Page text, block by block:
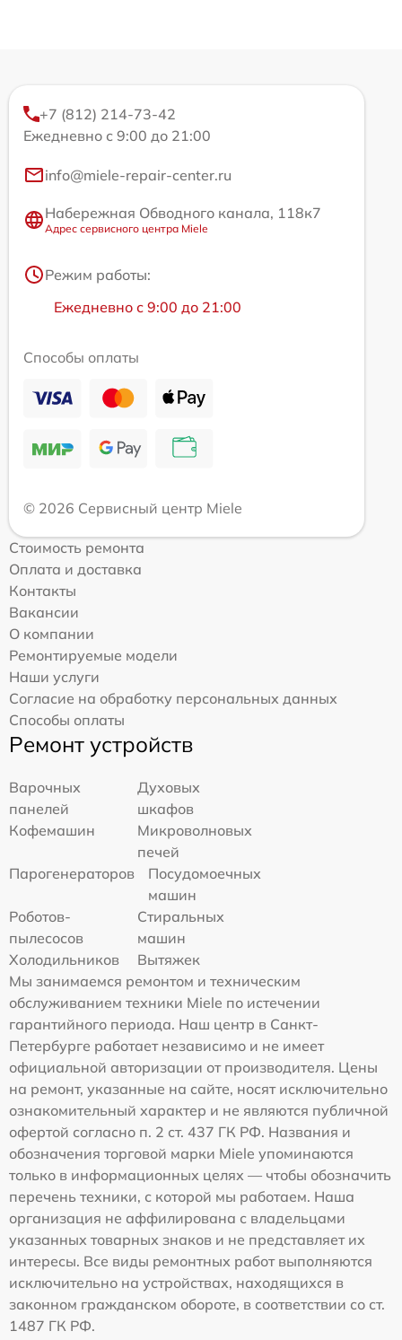
+7 (812) 214-73-42
Ежедневно с 9:00 до 21:00
info@miele-repair-center.ru
Набережная Обводного канала, 118к7
Адрес сервисного центра Miele
Режим работы:
Ежедневно с 9:00 до 21:00
Способы оплаты
© 2026 Сервисный центр Miele
Стоимость ремонта
Оплата и доставка
Контакты
Вакансии
О компании
Ремонтируемые модели
Наши услуги
Согласие на обработку персональных данных
Способы оплаты
Ремонт устройств
Варочных
панелей
Духовых
шкафов
Кофемашин
Микроволновых
печей
Парогенераторов
Посудомоечных
машин
Роботов-
пылесосов
Стиральных
машин
Холодильников
Вытяжек
Мы занимаемся ремонтом и техническим
обслуживанием техники Miele по истечении
гарантийного периода. Наш центр в Санкт-
Петербурге работает независимо и не имеет
официальной авторизации от производителя. Цены
на ремонт, указанные на сайте, носят исключительно
ознакомительный характер и не являются публичной
офертой согласно п. 2 ст. 437 ГК РФ. Названия и
обозначения торговой марки Miele упоминаются
только в информационных целях — чтобы обозначить
перечень техники, с которой мы работаем. Наша
организация не аффилирована с владельцами
указанных товарных знаков и не представляет их
интересы. Все виды ремонтных работ выполняются
исключительно на устройствах, находящихся в
законном гражданском обороте, в соответствии со ст.
1487 ГК РФ.